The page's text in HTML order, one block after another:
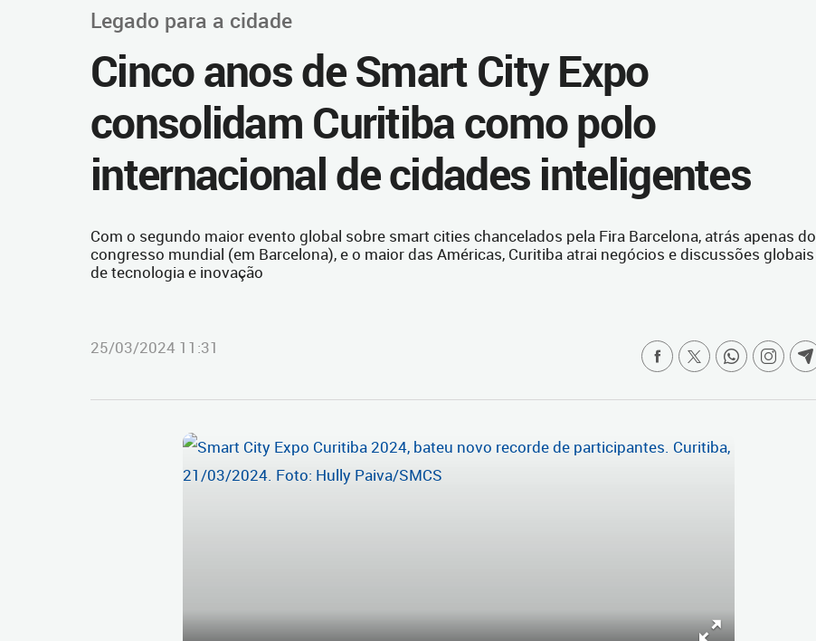
Legado para a cidade
Cinco anos de Smart City Expo
consolidam Curitiba como polo
internacional de cidades inteligentes
Com o segundo maior evento global sobre smart cities chancelados pela Fira Barcelona, atrás apenas do
congresso mundial (em Barcelona), e o maior das Américas, Curitiba atrai negócios e discussões globais
de tecnologia e inovação
25/03/2024 11:31